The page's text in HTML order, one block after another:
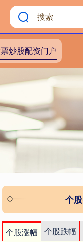
炒股配资门户
个
个股涨幅 个股跌幅